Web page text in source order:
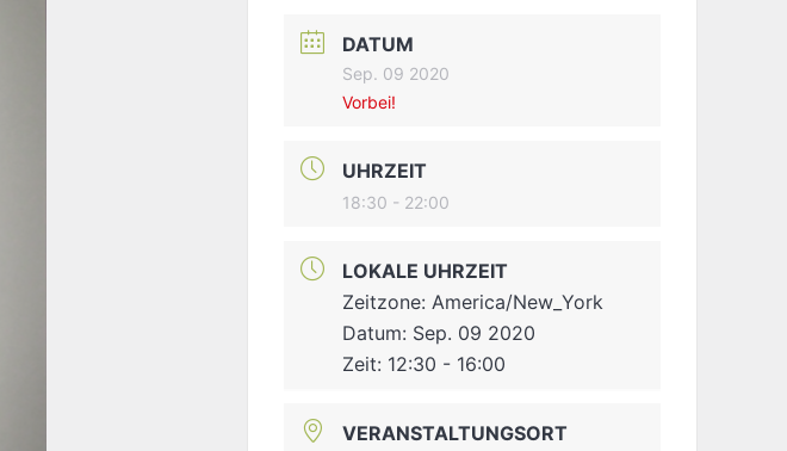
DATUM
Sep. 09 2020
Vorbei!
UHRZEIT
18:30 - 22:00
LOKALE UHRZEIT
Zeitzone: America/New_York
Datum: Sep. 09 2020
Zeit: 12:30 - 16:00
VERANSTALTUNGSORT